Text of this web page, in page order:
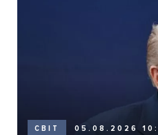
СВІТ 05.08.2026